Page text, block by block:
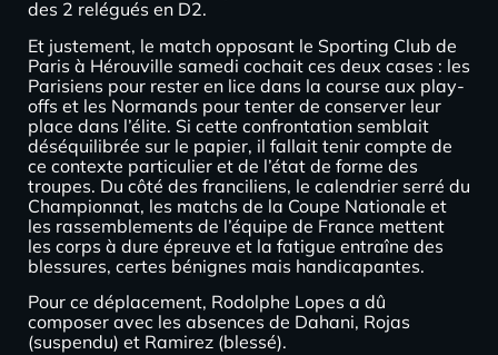
des 2 relégués en D2.
Et justement, le match opposant le Sporting Club de
Paris à Hérouville samedi cochait ces deux cases : les
Parisiens pour rester en lice dans la course aux play-
offs et les Normands pour tenter de conserver leur
place dans l’élite. Si cette confrontation semblait
déséquilibrée sur le papier, il fallait tenir compte de
ce contexte particulier et de l’état de forme des
troupes. Du côté des franciliens, le calendrier serré du
Championnat, les matchs de la Coupe Nationale et
les rassemblements de l’équipe de France mettent
les corps à dure épreuve et la fatigue entraîne des
blessures, certes bénignes mais handicapantes.
Pour ce déplacement, Rodolphe Lopes a dû
composer avec les absences de Dahani, Rojas
(suspendu) et Ramirez (blessé).